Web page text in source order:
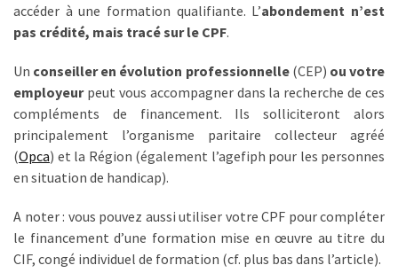
Passeport
prévention
que
les
employeurs
les
organismes
de
accéder à une formation qualifiante. L’abondement n’est
pas crédité, mais tracé sur le CPF.
Un conseiller en évolution professionnelle(CEP) ou votre
employeurpeut vous accompagner dans la recherche de ces
compléments de financement. Ils solliciteront alors
principalement l’organisme paritaire collecteur agréé
(Opca) et la Région (également l’agefiph pour les personnes
en situation de handicap).
A noter : vous pouvez aussi utiliser votre CPF pour compléter
le financement d’une formation mise en œuvre au titre du
CIF, congé individuel de formation (cf. plus bas dans l’article).